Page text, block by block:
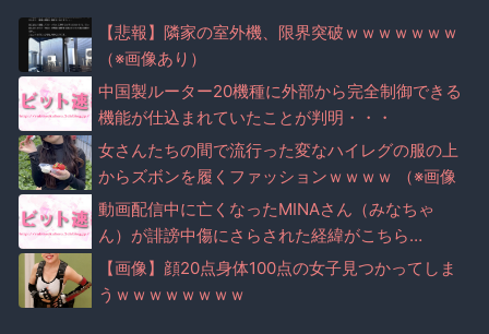
【悲報】隣家の室外機、限界突破ｗｗｗｗｗｗｗ
（※画像あり）
中国製ルーター20機種に外部から完全制御できる
機能が仕込まれていたことが判明・・・
女さんたちの間で流行った変なハイレグの服の上
からズボンを履くファッションｗｗｗｗ （※画像
あり）
動画配信中に亡くなったMINAさん（みなちゃ
ん）が誹謗中傷にさらされた経緯がこちら…
【画像】顔20点身体100点の女子見つかってしま
うｗｗｗｗｗｗｗｗ